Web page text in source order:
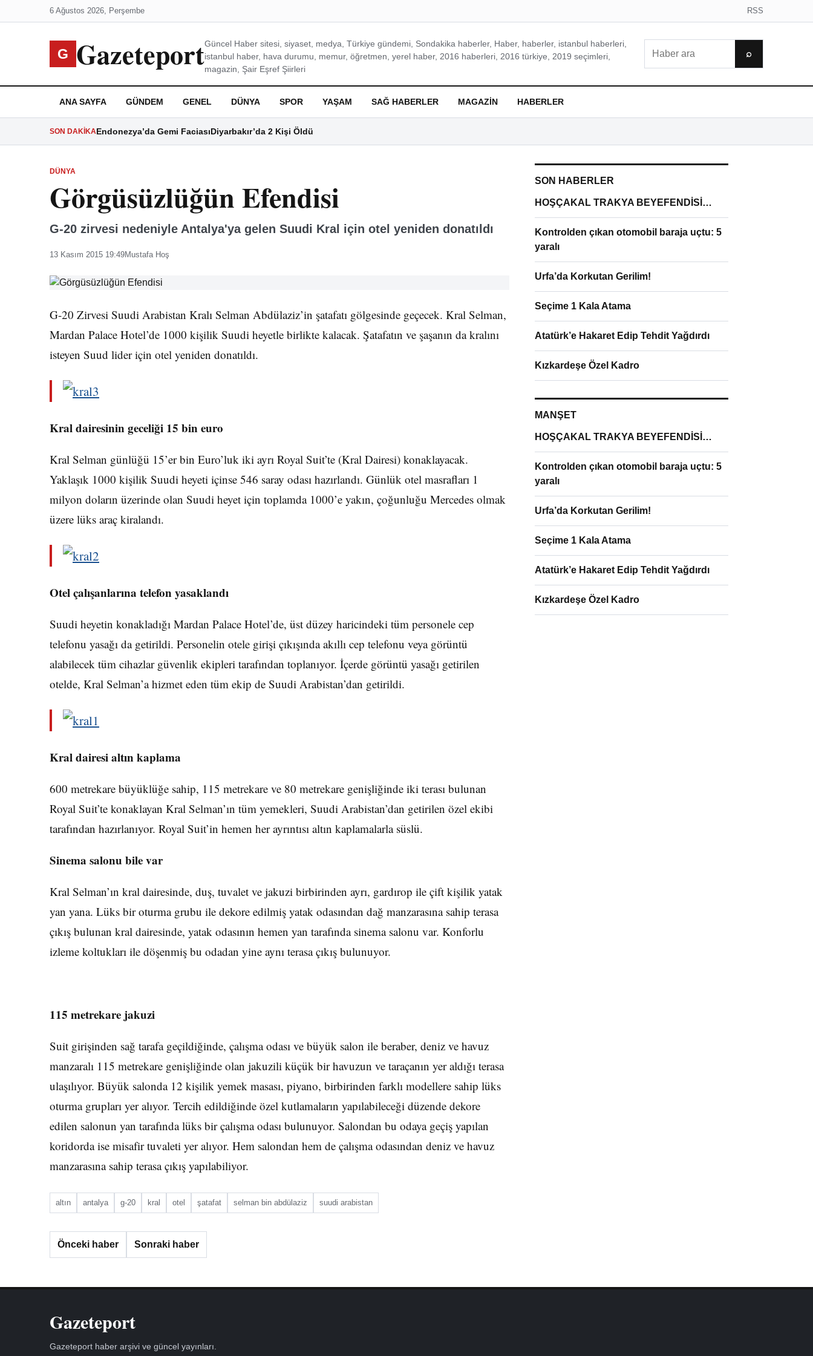
6 Ağustos 2026, Perşembe RSS
G GazeteportGüncel Haber sitesi, siyaset, medya, Türkiye gündemi, Sondakika haberler, Haber, haberler, istanbul haberleri,
istanbul haber, hava durumu, memur, öğretmen, yerel haber, 2016 haberleri, 2016 türkiye, 2019 seçimleri,
magazin, Şair Eşref Şiirleri
⌕
ANA SAYFA GÜNDEM GENEL DÜNYA SPOR YAŞAM SAĞ HABERLER MAGAZIN HABERLER
SON DAKIKAEndonezya’da Gemi FaciasıDiyarbakır’da 2 Kişi Öldü
DÜNYA
Görgüsüzlüğün Efendisi
G-20 zirvesi nedeniyle Antalya'ya gelen Suudi Kral için otel yeniden donatıldı
13 Kasım 2015 19:49Mustafa Hoş
G-20 Zirvesi Suudi Arabistan Kralı Selman Abdülaziz’in şatafatı gölgesinde geçecek. Kral Selman,
Mardan Palace Hotel’de 1000 kişilik Suudi heyetle birlikte kalacak. Şatafatın ve şaşanın da kralını
isteyen Suud lider için otel yeniden donatıldı.
Kral dairesinin geceliği 15 bin euro
Kral Selman günlüğü 15’er bin Euro’luk iki ayrı Royal Suit’te (Kral Dairesi) konaklayacak.
Yaklaşık 1000 kişilik Suudi heyeti içinse 546 saray odası hazırlandı. Günlük otel masrafları 1
milyon doların üzerinde olan Suudi heyet için toplamda 1000’e yakın, çoğunluğu Mercedes olmak
üzere lüks araç kiralandı.
Otel çalışanlarına telefon yasaklandı
Suudi heyetin konakladığı Mardan Palace Hotel’de, üst düzey haricindeki tüm personele cep
telefonu yasağı da getirildi. Personelin otele girişi çıkışında akıllı cep telefonu veya görüntü
alabilecek tüm cihazlar güvenlik ekipleri tarafından toplanıyor. İçerde görüntü yasağı getirilen
otelde, Kral Selman’a hizmet eden tüm ekip de Suudi Arabistan’dan getirildi.
Kral dairesi altın kaplama
600 metrekare büyüklüğe sahip, 115 metrekare ve 80 metrekare genişliğinde iki terası bulunan
Royal Suit’te konaklayan Kral Selman’ın tüm yemekleri, Suudi Arabistan’dan getirilen özel ekibi
tarafından hazırlanıyor. Royal Suit’in hemen her ayrıntısı altın kaplamalarla süslü.
Sinema salonu bile var
Kral Selman’ın kral dairesinde, duş, tuvalet ve jakuzi birbirinden ayrı, gardırop ile çift kişilik yatak
yan yana. Lüks bir oturma grubu ile dekore edilmiş yatak odasından dağ manzarasına sahip terasa
çıkış bulunan kral dairesinde, yatak odasının hemen yan tarafında sinema salonu var. Konforlu
izleme koltukları ile döşenmiş bu odadan yine aynı terasa çıkış bulunuyor.
115 metrekare jakuzi
Suit girişinden sağ tarafa geçildiğinde, çalışma odası ve büyük salon ile beraber, deniz ve havuz
manzaralı 115 metrekare genişliğinde olan jakuzili küçük bir havuzun ve taraçanın yer aldığı terasa
ulaşılıyor. Büyük salonda 12 kişilik yemek masası, piyano, birbirinden farklı modellere sahip lüks
oturma grupları yer alıyor. Tercih edildiğinde özel kutlamaların yapılabileceği düzende dekore
edilen salonun yan tarafında lüks bir çalışma odası bulunuyor. Salondan bu odaya geçiş yapılan
koridorda ise misafir tuvaleti yer alıyor. Hem salondan hem de çalışma odasından deniz ve havuz
manzarasına sahip terasa çıkış yapılabiliyor.
altın antalya g-20 kral otel şatafat selman bin abdülaziz suudi arabistan
Önceki haber Sonraki haber
SON HABERLER
HOŞÇAKAL TRAKYA BEYEFENDİSİ…
Kontrolden çıkan otomobil baraja uçtu: 5
yaralı
Urfa’da Korkutan Gerilim!
Seçime 1 Kala Atama
Atatürk’e Hakaret Edip Tehdit Yağdırdı
Kızkardeşe Özel Kadro
MANŞET
HOŞÇAKAL TRAKYA BEYEFENDİSİ…
Kontrolden çıkan otomobil baraja uçtu: 5
yaralı
Urfa’da Korkutan Gerilim!
Seçime 1 Kala Atama
Atatürk’e Hakaret Edip Tehdit Yağdırdı
Kızkardeşe Özel Kadro
Gazeteport
Gazeteport haber arşivi ve güncel yayınları.